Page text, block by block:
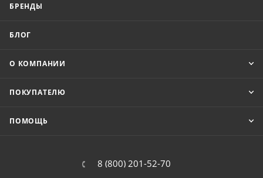
БРЕНДЫ
БЛОГ
О КОМПАНИИ
ПОКУПАТЕЛЮ
ПОМОЩЬ
8 (800) 201-52-70